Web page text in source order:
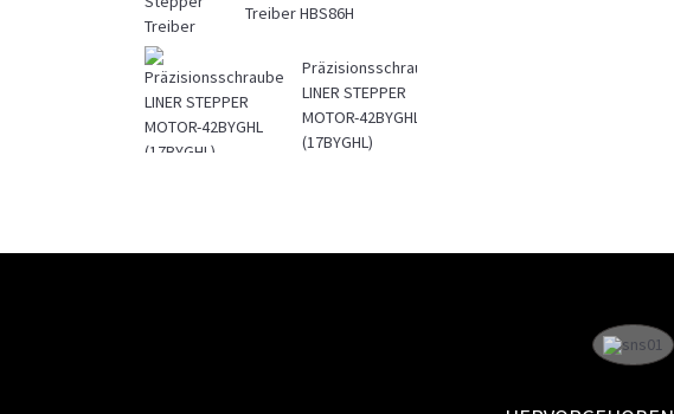
Treiber HBS86H
Präzisionsschraube
LINER STEPPER
MOTOR-42BYGHL
(17BYGHL)